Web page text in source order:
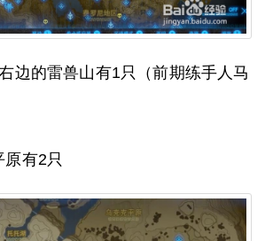
边的雷兽山有1只（前期练手人马
原有2只